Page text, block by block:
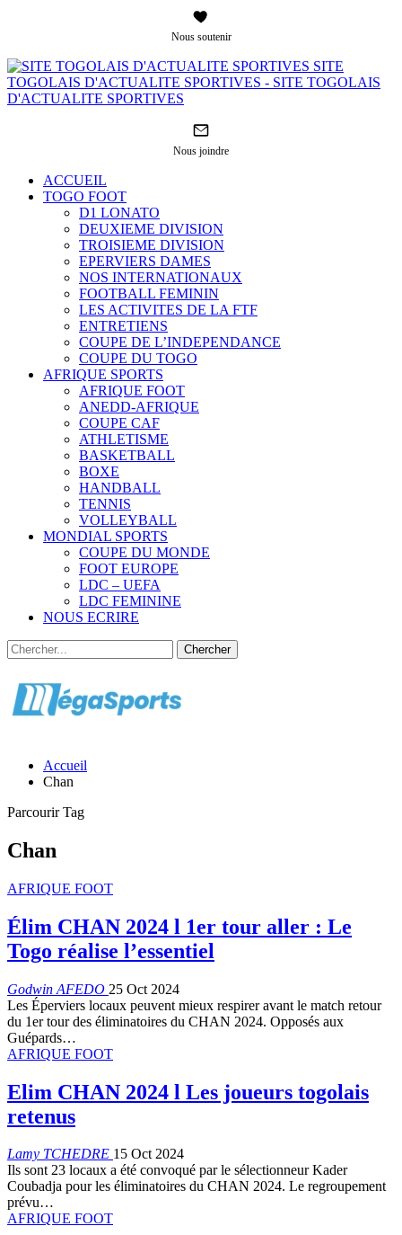
Nous soutenir
SITE
TOGOLAIS D'ACTUALITE SPORTIVES - SITE TOGOLAIS
D'ACTUALITE SPORTIVES
Nous joindre
ACCUEIL
TOGO FOOT
D1 LONATO
DEUXIEME DIVISION
TROISIEME DIVISION
EPERVIERS DAMES
NOS INTERNATIONAUX
FOOTBALL FEMININ
LES ACTIVITES DE LA FTF
ENTRETIENS
COUPE DE L’INDEPENDANCE
COUPE DU TOGO
AFRIQUE SPORTS
AFRIQUE FOOT
ANEDD-AFRIQUE
COUPE CAF
ATHLETISME
BASKETBALL
BOXE
HANDBALL
TENNIS
VOLLEYBALL
MONDIAL SPORTS
COUPE DU MONDE
FOOT EUROPE
LDC – UEFA
LDC FEMININE
NOUS ECRIRE
Accueil
Chan
Parcourir Tag
Chan
AFRIQUE FOOT
Élim CHAN 2024 l 1er tour aller : Le
Togo réalise l’essentiel
Godwin AFEDO 25 Oct 2024
Les Éperviers locaux peuvent mieux respirer avant le match retour
du 1er tour des éliminatoires du CHAN 2024. Opposés aux
Guépards…
AFRIQUE FOOT
Elim CHAN 2024 l Les joueurs togolais
retenus
Lamy TCHEDRE 15 Oct 2024
Ils sont 23 locaux a été convoqué par le sélectionneur Kader
Coubadja pour les éliminatoires du CHAN 2024. Le regroupement
prévu…
AFRIQUE FOOT